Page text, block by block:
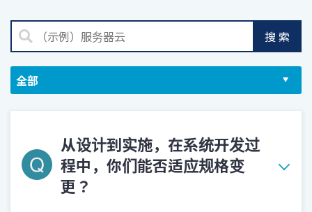
搜索
从设计到实施，在系统开发过
程中，你们能否适应规格变
更？